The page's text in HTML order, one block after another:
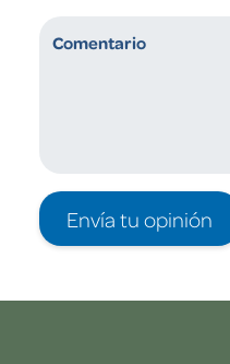
Envía tu opinión